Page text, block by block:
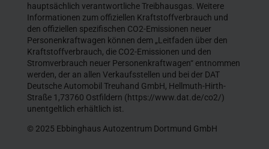
hauptsächlich verantwortliche Treibhausgas. Weitere
Informationen zum offiziellen Kraftstoffverbrauch und
den offiziellen spezifischen CO2-Emissionen neuer
Personenkraftwagen können dem „Leitfaden über den
Kraftstoffverbrauch, die CO2-Emissionen und den
Stromverbrauch neuer Personenkraftwagen“ entnommen
werden, der an allen Verkaufsstellen und bei der DAT
Deutsche Automobil Treuhand GmbH, Hellmuth-Hirth-
Straße 1,73760 Ostfildern (https://www.dat.de/co2/)
unentgeltlich erhältlich ist.
© 2025 Ebbinghaus Autozentrum Dortmund GmbH